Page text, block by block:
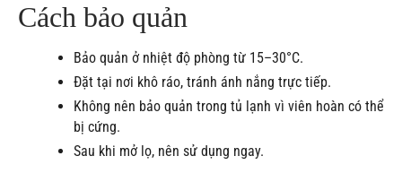
Cách bảo quản
Bảo quản ở nhiệt độ phòng từ 15–30°C.
Đặt tại nơi khô ráo, tránh ánh nắng trực tiếp.
Không nên bảo quản trong tủ lạnh vì viên hoàn có thể
bị cứng.
Sau khi mở lọ, nên sử dụng ngay.